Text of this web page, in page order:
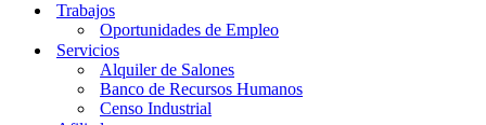
Trabajos
Oportunidades de Empleo
Servicios
Alquiler de Salones
Banco de Recursos Humanos
Censo Industrial